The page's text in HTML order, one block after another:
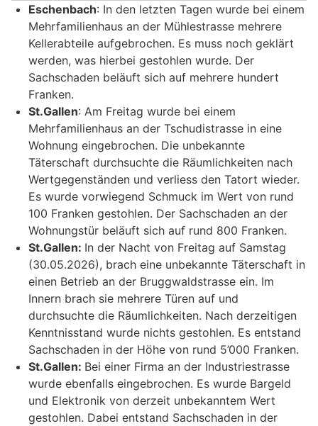
Eschenbach: In den letzten Tagen wurde bei einem
Mehrfamilienhaus an der Mühlestrasse mehrere
Kellerabteile aufgebrochen. Es muss noch geklärt
werden, was hierbei gestohlen wurde. Der
Sachschaden beläuft sich auf mehrere hundert
Franken.
St.Gallen: Am Freitag wurde bei einem
Mehrfamilienhaus an der Tschudistrasse in eine
Wohnung eingebrochen. Die unbekannte
Täterschaft durchsuchte die Räumlichkeiten nach
Wertgegenständen und verliess den Tatort wieder.
Es wurde vorwiegend Schmuck im Wert von rund
100 Franken gestohlen. Der Sachschaden an der
Wohnungstür beläuft sich auf rund 800 Franken.
St.Gallen: In der Nacht von Freitag auf Samstag
(30.05.2026), brach eine unbekannte Täterschaft in
einen Betrieb an der Bruggwaldstrasse ein. Im
Innern brach sie mehrere Türen auf und
durchsuchte die Räumlichkeiten. Nach derzeitigen
Kenntnisstand wurde nichts gestohlen. Es entstand
Sachschaden in der Höhe von rund 5’000 Franken.
St.Gallen: Bei einer Firma an der Industriestrasse
wurde ebenfalls eingebrochen. Es wurde Bargeld
und Elektronik von derzeit unbekanntem Wert
gestohlen. Dabei entstand Sachschaden in der